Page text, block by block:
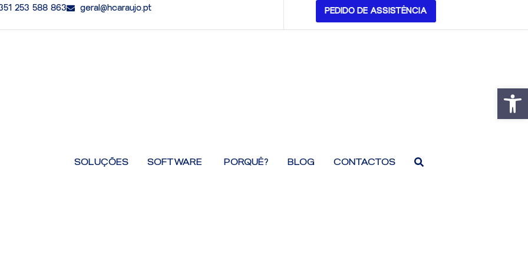
253 588 863 geral@hcaraujo.pt PEDIDO DE ASSISTÊNCIA
SOLUÇÕES SOFTWARE Open Software
PORQUÊ? BLOG CONTACTOS